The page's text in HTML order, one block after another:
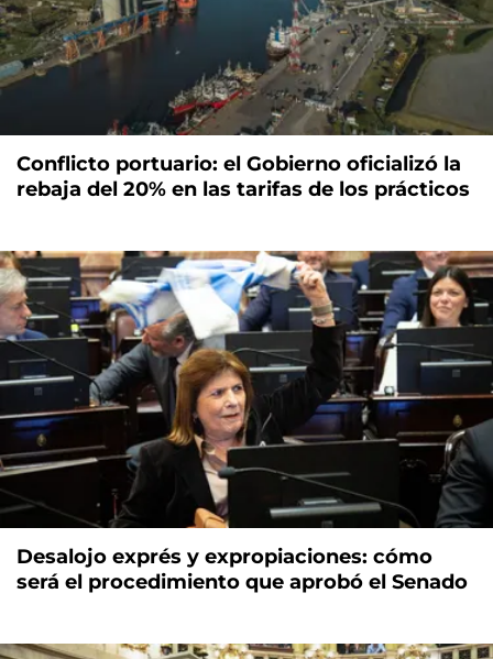
Conflicto portuario: el Gobierno oficializó la
rebaja del 20% en las tarifas de los prácticos
Desalojo exprés y expropiaciones: cómo
será el procedimiento que aprobó el Senado